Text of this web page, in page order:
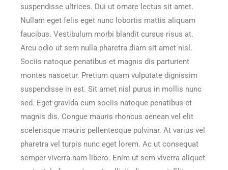
suspendisse ultrices. Dui ut ornare lectus sit amet.
Nullam eget felis eget nunc lobortis mattis aliquam
faucibus. Vestibulum morbi blandit cursus risus at.
Arcu odio ut sem nulla pharetra diam sit amet nisl.
Sociis natoque penatibus et magnis dis parturient
montes nascetur. Pretium quam vulputate dignissim
suspendisse in est. Sit amet nisl purus in mollis nunc
sed. Eget gravida cum sociis natoque penatibus et
magnis dis. Congue mauris rhoncus aenean vel elit
scelerisque mauris pellentesque pulvinar. At varius vel
pharetra vel turpis nunc eget lorem. Ac ut consequat
semper viverra nam libero. Enim ut sem viverra aliquet